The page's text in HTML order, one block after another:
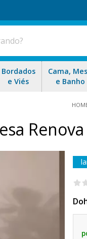
Bordados
e Viés
Cama,
e Banho